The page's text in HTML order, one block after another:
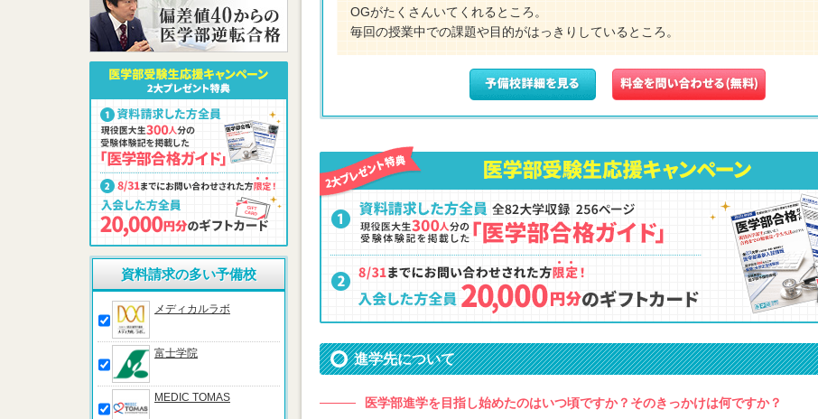
OGがたくさんいてくれるところ。
毎回の授業中での課題や目的がはっきりしているところ。
進学先について
医学部進学を目指し始めたのはいつ頃ですか？そのきっかけは何ですか？
資料請求の多い予備校
メディカルラボ
富士学院
MEDIC TOMAS